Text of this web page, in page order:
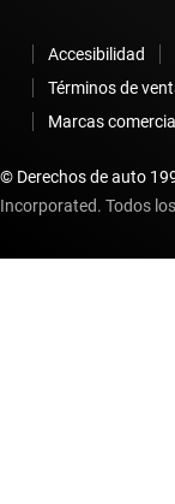
Accesibilidad
Términos de
Marcas
© Derechos de auto
Incorporated. Todos